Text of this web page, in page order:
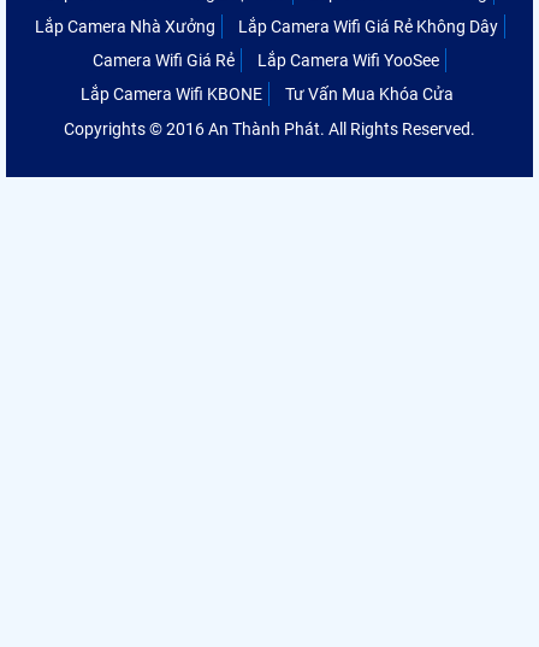
Lắp Camera Nhà Xưởng
Lắp Camera Wifi Giá Rẻ Không Dây
Camera Wifi Giá Rẻ
Lắp Camera Wifi YooSee
Lắp Camera Wifi KBONE
Tư Vấn Mua Khóa Cửa
Copyrights © 2016 An Thành Phát. All Rights Reserved.